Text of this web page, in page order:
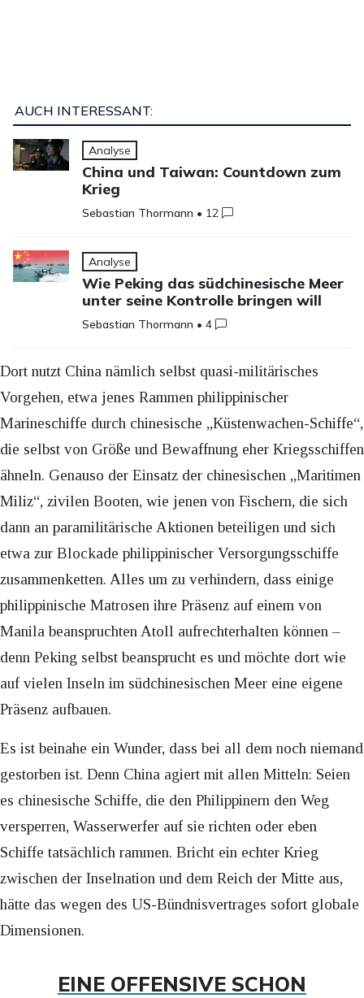
AUCH INTERESSANT:
Analyse
China und Taiwan: Countdown zum
Krieg
Sebastian Thormann • 12
Analyse
Wie Peking das südchinesische Meer
unter seine Kontrolle bringen will
Sebastian Thormann •4
Dort nutzt China nämlich selbst quasi-militärisches
Vorgehen, etwa jenes Rammen philippinischer
Marineschiffe durch chinesische „Küstenwachen-Schiffe“,
die selbst von Größe und Bewaffnung eher Kriegsschiffen
ähneln. Genauso der Einsatz der chinesischen „Maritimen
Miliz“, zivilen Booten, wie jenen von Fischern, die sich
dann an paramilitärische Aktionen beteiligen und sich
etwa zur Blockade philippinischer Versorgungsschiffe
zusammenketten. Alles um zu verhindern, dass einige
philippinische Matrosen ihre Präsenz auf einem von
Manila beanspruchten Atoll aufrechterhalten können –
denn Peking selbst beansprucht es und möchte dort wie
auf vielen Inseln im südchinesischen Meer eine eigene
Präsenz aufbauen.
Es ist beinahe ein Wunder, dass bei all dem noch niemand
gestorben ist. Denn China agiert mit allen Mitteln: Seien
es chinesische Schiffe, die den Philippinern den Weg
versperren, Wasserwerfer auf sie richten oder eben
Schiffe tatsächlich rammen. Bricht ein echter Krieg
zwischen der Inselnation und dem Reich der Mitte aus,
hätte das wegen des US-Bündnisvertrages sofort globale
Dimensionen.
EINE OFFENSIVE SCHON